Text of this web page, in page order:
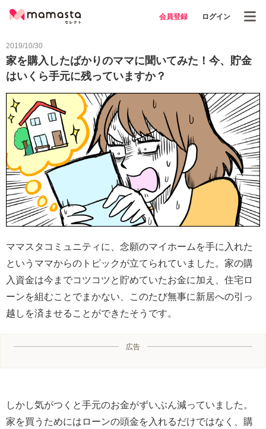
会員登録 ログイン
2019/10/30
家を購入したばかりのママに聞いてみた！今、貯金
はいくら手元に残っていますか？
ママスタコミュニティに、念願のマイホームを手に入れた
というママからのトピックが立てられていました。家の購
入資金は今までコツコツと貯めていたお金に加え、住宅ロ
ーンを組むことでまかない、このたび無事に新居への引っ
越しを済ませることができたそうです。
広告
しかし気がつくと手元のお金がずいぶん減っていました。
家を買うためにはローンの頭金を入れるだけではなく、購